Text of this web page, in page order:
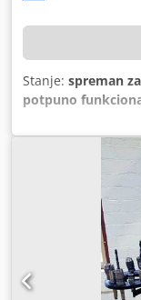
Stanje: spreman
potpuno
120 mm,
TEHNIČKI
bušenja: 120 mm
370 mm Broj
Fiksni stol
vretena: 1,0 kW
o/min DETALJI
V): 1.900 x 1.000 x
kg Paketi za